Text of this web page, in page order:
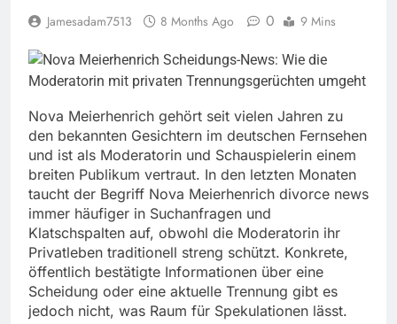
Jamesadam7513 8 Months Ago 0 9 Mins
Nova Meierhenrich gehört seit vielen Jahren zu
den bekannten Gesichtern im deutschen Fernsehen
und ist als Moderatorin und Schauspielerin einem
breiten Publikum vertraut. In den letzten Monaten
taucht der Begriff Nova Meierhenrich divorce news
immer häufiger in Suchanfragen und
Klatschspalten auf, obwohl die Moderatorin ihr
Privatleben traditionell streng schützt. Konkrete,
öffentlich bestätigte Informationen über eine
Scheidung oder eine aktuelle Trennung gibt es
jedoch nicht, was Raum für Spekulationen lässt.